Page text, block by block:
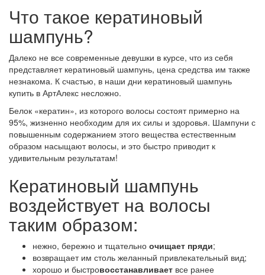
Что такое кератиновый
шампунь?
Далеко не все современные девушки в курсе, что из себя
представляет кератиновый шампунь, цена средства им также
незнакома. К счастью, в наши дни кератиновый шампунь
купить в АртАлекс несложно.
Белок «кератин», из которого волосы состоят примерно на
95%, жизненно необходим для их силы и здоровья. Шампуни с
повышенным содержанием этого вещества естественным
образом насыщают волосы, и это быстро приводит к
удивительным результатам!
Кератиновый шампунь
воздействует на волосы
таким образом:
нежно, бережно и тщательно очищает пряди;
возвращает им столь желанный привлекательный вид;
хорошо и быстровосстанавливает все ранее